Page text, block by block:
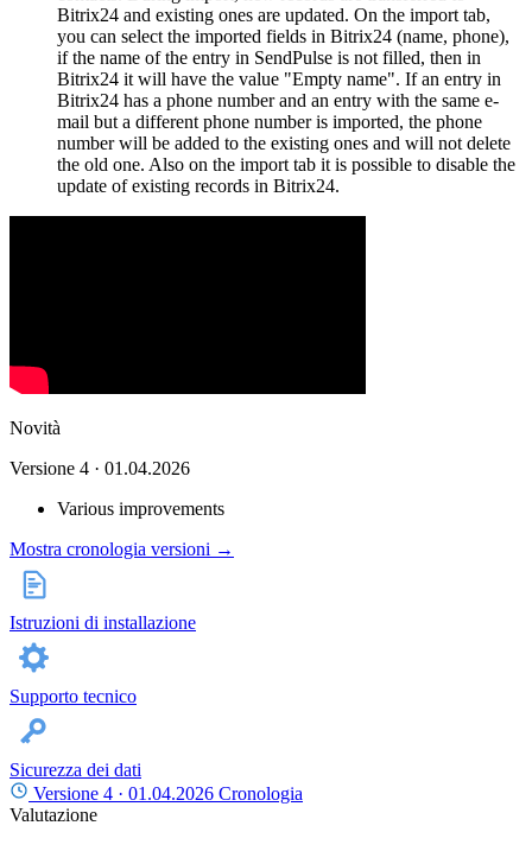
Bitrix24 and existing ones are updated. On the import tab,
you can select the imported fields in Bitrix24 (name, phone),
if the name of the entry in SendPulse is not filled, then in
Bitrix24 it will have the value "Empty name". If an entry in
Bitrix24 has a phone number and an entry with the same e-
mail but a different phone number is imported, the phone
number will be added to the existing ones and will not delete
the old one. Also on the import tab it is possible to disable the
update of existing records in Bitrix24.
Novità
Versione 4 · 01.04.2026
Various improvements
Mostra cronologia versioni →
Istruzioni di installazione
Supporto tecnico
Sicurezza dei dati
Versione 4 · 01.04.2026 Cronologia
Valutazione